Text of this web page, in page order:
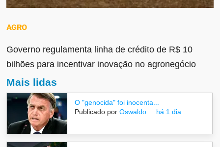
AGRO
Governo regulamenta linha de crédito de R$ 10
bilhões para incentivar inovação no agronegócio
Mais lidas
O "genocida" foi inocenta...
Publicado por Oswaldo há 1 dia